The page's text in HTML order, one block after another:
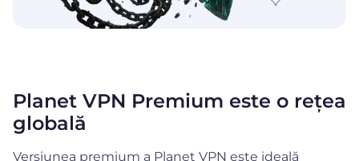
Planet VPN Premium este o rețea
globală
Versiunea premium a Planet VPN este ideală